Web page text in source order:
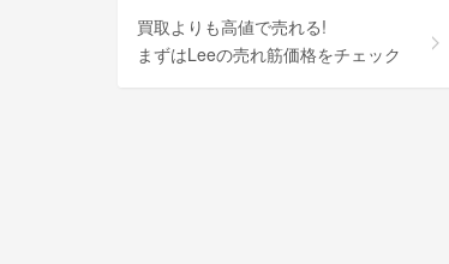
買取よりも高値で売れる!
まずはLeeの売れ筋価格をチェック